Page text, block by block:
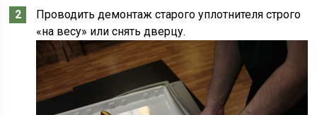
Проводить демонтаж старого уплотнителя строго
«на весу» или снять дверцу.